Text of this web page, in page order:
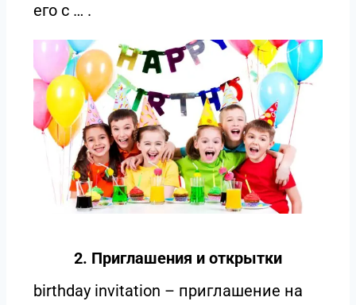
его с … .
2. Приглашения и открытки
birthday invitation – приглашение на